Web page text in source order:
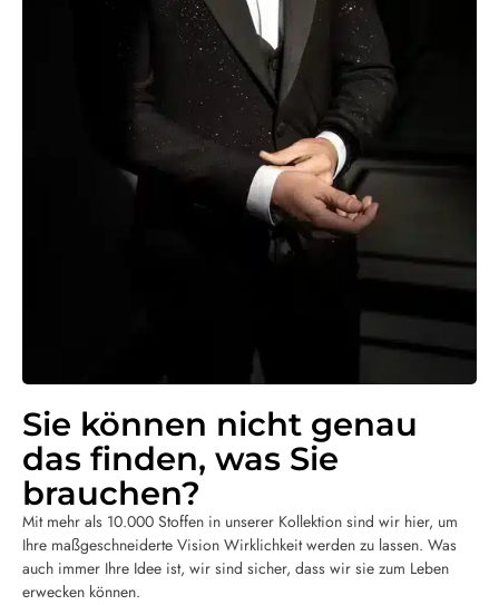
Sie können nicht genau
das finden, was Sie
brauchen?
Mit mehr als 10.000 Stoffen in unserer Kollektion sind wir hier, um
Ihre maßgeschneiderte Vision Wirklichkeit werden zu lassen. Was
auch immer Ihre Idee ist, wir sind sicher, dass wir sie zum Leben
erwecken können.